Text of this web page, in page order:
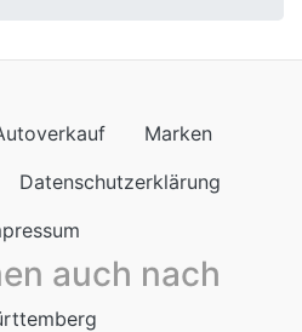
Marken
Datenschutzerklärung
auch nach